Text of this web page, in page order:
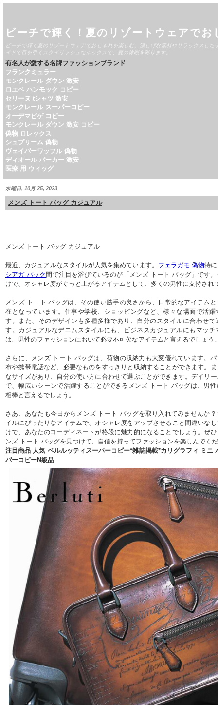
ビーチで輝く！夏のリゾートウェアでお
ビーチで輝く夏のリゾートウェアでおしゃれを楽しむ。涼しげな素材やリラックスし
イドで目を引くスタイリッシュなルックスで、夏の休暇を彩ります。
有名人が愛する名牌ファッションブランド
フランクミュラー
モンクレール ダウン 激安
ロエベ ハンモック コピー
セリーヌ tシャツ 激安
モンクレール スーパーコピー
オーデマピゲ コピー
モンクレール ダウン 激安 コピー
偽物 ロレックス
シュプリーム 偽物
ヴェイパーワッフル 偽物
ディオール パーカー 激安
医療 用 ウィッグ
水曜日, 10月 25, 2023
メンズ トート バッグ カジュアル
メンズ トート バッグ カジュアル
最近、カジュアルなスタイルが人気を集めています。 フェラガモ 偽物特
シアガ パック 間で注目を浴びているのが「メンズ トート バッグ」です
けで、オシャレ度がぐっと上がるアイテムとして、多くの男性に支持され
メンズ トート バッグは、その使い勝手の良さから、日常的なアイテム
在となっています。仕事や学校、ショッピングなど、様々な場面で活躍
す。また、そのデザインも多種多様であり、自分のスタイルに合わせて
す。カジュアルなデニムスタイルにも、ビジネスカジュアルにもマッチ
は、男性のファッションにおいて必要不可欠なアイテムと言えるでしょう
さらに、メンズ トート バッグは、荷物の収納力も大変優れています。
布や携帯電話など、必要なものをすっきりと収納することができます。
なサイズがあり、自分の使い方に合わせて選ぶことができます。デイリ
で、幅広いシーンで活躍することができるメンズ トート バッグは、男
相棒と言えるでしょう。
さあ、あなたも今日からメンズ トート バッグを取り入れてみませんか
イルにぴったりなアイテムで、オシャレ度をアップさせること間違いな
けで、あなたのコーディネートが格段に魅力的になることでしょう。ぜ
ンズ トート バッグを見つけて、自信を持ってファッションを楽しんでく
注目商品 人気 ベルルッティスーパーコピー*雑誌掲載*カリグラフィ ミニ
パーコピーN級品